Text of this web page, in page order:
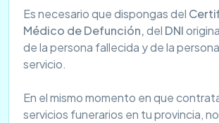
Es necesario que dispongas del
Médico de Defunción,del DNI
de la persona fallecida y de la
servicio.
En el mismo momento en que
servicios funerarios en tu provincia,